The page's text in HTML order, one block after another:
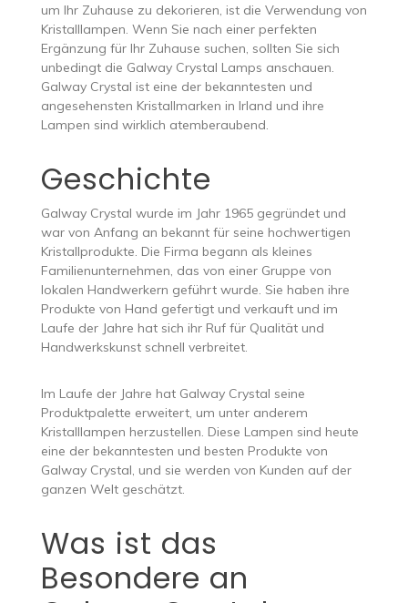
um Ihr Zuhause zu dekorieren, ist die Verwendung von
Kristalllampen. Wenn Sie nach einer perfekten
Ergänzung für Ihr Zuhause suchen, sollten Sie sich
unbedingt die Galway Crystal Lamps anschauen.
Galway Crystal ist eine der bekanntesten und
angesehensten Kristallmarken in Irland und ihre
Lampen sind wirklich atemberaubend.
Geschichte
Galway Crystal wurde im Jahr 1965 gegründet und
war von Anfang an bekannt für seine hochwertigen
Kristallprodukte. Die Firma begann als kleines
Familienunternehmen, das von einer Gruppe von
lokalen Handwerkern geführt wurde. Sie haben ihre
Produkte von Hand gefertigt und verkauft und im
Laufe der Jahre hat sich ihr Ruf für Qualität und
Handwerkskunst schnell verbreitet.
Im Laufe der Jahre hat Galway Crystal seine
Produktpalette erweitert, um unter anderem
Kristalllampen herzustellen. Diese Lampen sind heute
eine der bekanntesten und besten Produkte von
Galway Crystal, und sie werden von Kunden auf der
ganzen Welt geschätzt.
Was ist das
Besondere an